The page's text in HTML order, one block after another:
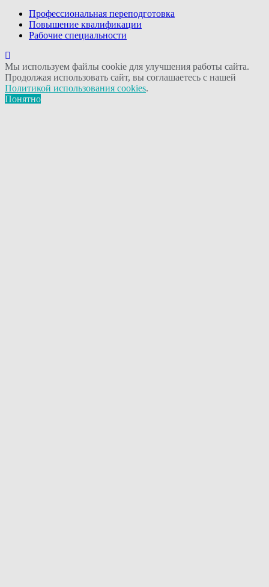
Профессиональная переподготовка
Повышение квалификации
Рабочие специальности
Мы используем файлы cookie для улучшения работы сайта.
Продолжая использовать сайт, вы соглашаетесь с нашей
Политикой использования cookies.
Понятно